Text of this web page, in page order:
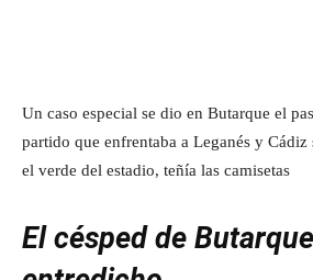
Un caso especial se dio en Butarque el
partido que enfrentaba a Leganés y Cádiz
el verde del estadio, teñía las camisetas
El césped de